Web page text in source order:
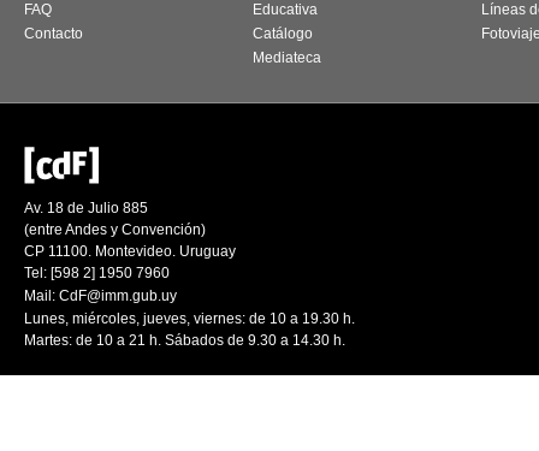
FAQ
Contacto
Educativa
Catálogo
Mediateca
Líneas
Av. 18 de Julio 885
(entre Andes y Convención)
CP 11100. Montevideo. Uruguay
Tel: [598 2] 1950 7960
Mail: CdF@imm.gub.uy
Lunes, miércoles, jueves, viernes: de 10 a 19.30 h.
Martes: de 10 a 21 h. Sábados de 9.30 a 14.30 h.